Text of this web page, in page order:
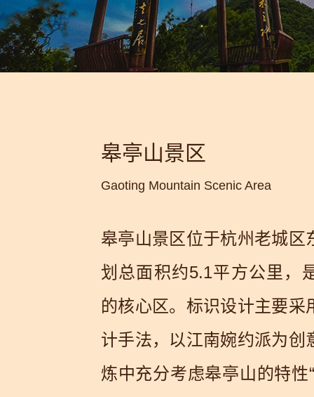
皋亭山景区
Gaoting Mountain Scenic Area
皋亭山景区位于杭州老城区
划总面积约5.1平方公里，
的核心区。标识设计主要采
计手法，以江南婉约派为创
炼中充分考虑皋亭山的特性“